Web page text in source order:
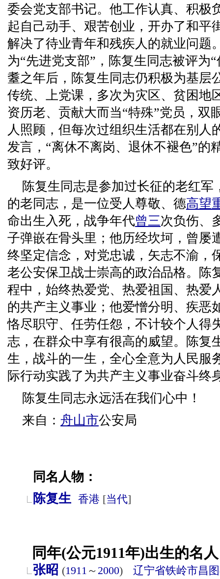
委会党支部书记。他工作认真、积极
起自己动手、艰苦创业，开办了和平
解决了待业青年和残疾人的就业问题
为“先进党支部”，陈复生同志被评为
耋之年后，陈复生同志仍积极为基层
传统、上党课，多次为灾区、贫困地
资历老、贡献大而当“特殊”党员，双
人照顾，但每次过组织生活都在别人
发言，“离休不离岗、退休不褪色”的
致好评。
陈复生同志是参加过长征的老红
的老同志，是一位受人尊敬、德高望
命出生入死，战争年代曾三次负伤、
子弹嵌在骨头里；他历经坎坷，曾屡
终坚定信念，对党忠诚，矢志不渝，
老公安保卫战士崇高的政治品格。陈
程中，始终热爱党、热爱祖国、热爱
的共产主义事业；他爱憎分明、疾恶
恪尽职守、任劳任怨，不计较个人得
志，在群众中享有很高的威望。陈复
生，战斗的一生，全心全意为人民服
际行动实践了为共产主义事业奋斗终
陈复生同志永远活在我们心中！
来自： 舟山市公安局
同名人物：
陈复生 香港 [当代]
同年(公元1911年)出生的名
张昭 (1911 ～ 2000) 辽宁省铁岭市昌